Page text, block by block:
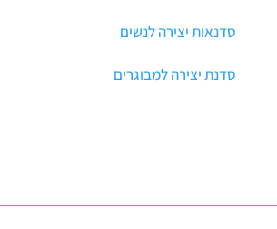
סדנאות יצירה לנשים
סדנת יצירה למבוגרים